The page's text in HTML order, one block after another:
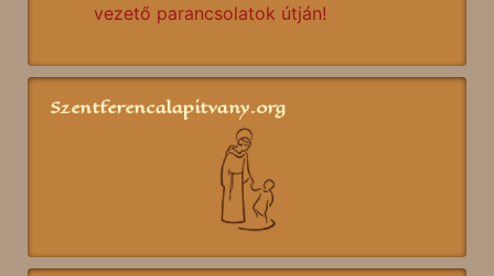
vezető parancsolatok útján!
Szentferencalapitvany.org